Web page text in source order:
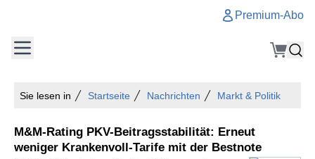
Premium-Abo
Sie lesen in Startseite Nachrichten Markt & Politik
M&M-Rating PKV-Beitragsstabilität: Erneut
weniger Krankenvoll-Tarife mit der Bestnote